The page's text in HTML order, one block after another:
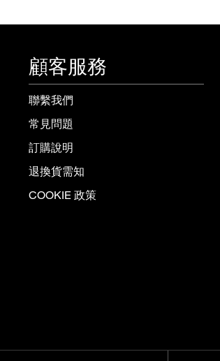
顧客服務
聯繫我們
常見問題
訂購說明
退換貨需知
COOKIE 政策